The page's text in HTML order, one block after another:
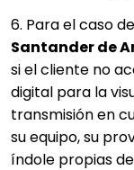
6. Para el caso
Santander de
si el cliente no
digital para la
transmisión en
su equipo, su
índole propias